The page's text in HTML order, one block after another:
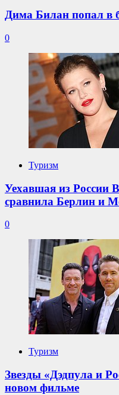
Дима Билан попал в
0
Туризм
Уехавшая из
сравнила Берлин и
0
Туризм
Звезды «Дэдпула и
новом фильме